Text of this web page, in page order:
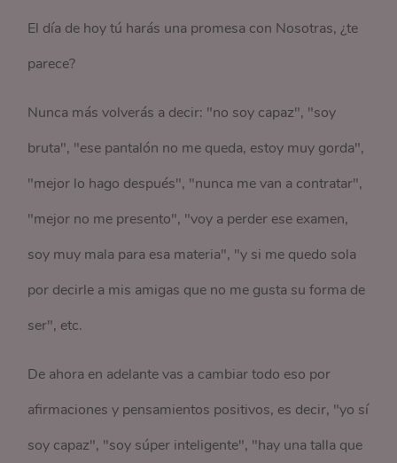
El día de hoy tú harás una promesa con Nosotras, ¿te
parece?
Nunca más volverás a decir: "no soy capaz", "soy
bruta", "ese pantalón no me queda, estoy muy gorda",
"mejor lo hago después", "nunca me van a contratar",
"mejor no me presento", "voy a perder ese examen,
soy muy mala para esa materia", "y si me quedo sola
por decirle a mis amigas que no me gusta su forma de
ser", etc.
De ahora en adelante vas a cambiar todo eso por
afirmaciones y pensamientos positivos, es decir, "yo sí
soy capaz", "soy súper inteligente", "hay una talla que